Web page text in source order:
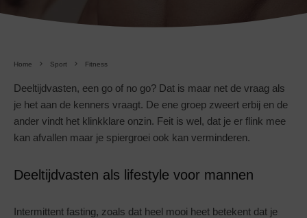
Home Sport Fitness
Deeltijdvasten, een go of no go? Dat is maar net de vraag als
je het aan de kenners vraagt. De ene groep zweert erbij en de
ander vindt het klinkklare onzin. Feit is wel, dat je er flink mee
kan afvallen maar je spiergroei ook kan verminderen.
Deeltijdvasten als lifestyle voor mannen
Intermittent fasting, zoals dat heel mooi heet betekent dat je